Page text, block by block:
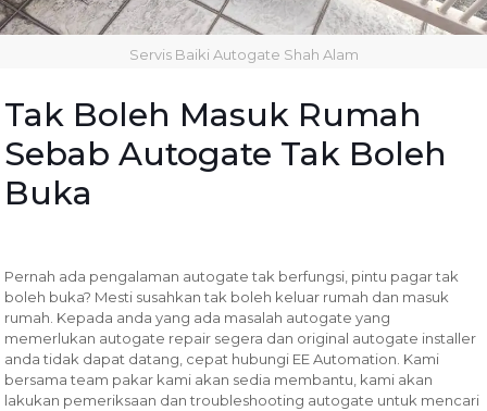
Servis Baiki Autogate Shah Alam
Tak Boleh Masuk Rumah
Sebab Autogate Tak Boleh
Buka
Pernah ada pengalaman autogate tak berfungsi, pintu pagar tak
boleh buka? Mesti susahkan tak boleh keluar rumah dan masuk
rumah. Kepada anda yang ada masalah autogate yang
memerlukan autogate repair segera dan original autogate installer
anda tidak dapat datang, cepat hubungi EE Automation. Kami
bersama team pakar kami akan sedia membantu, kami akan
lakukan pemeriksaan dan troubleshooting autogate untuk mencari